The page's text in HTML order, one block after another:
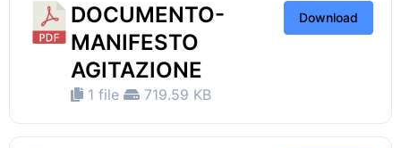
DOCUMENTO-
MANIFESTO
AGITAZIONE
1 file 719.59 KB
Download